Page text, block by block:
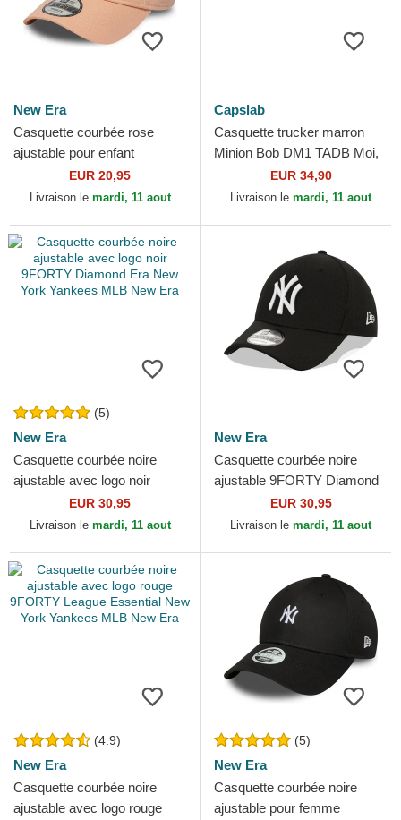
New Era
Casquette courbée rose
ajustable pour enfant
9FORTY Face Patrick Étoile
mer Bob l'éponge New Era
EUR 20,95
Livraison le mardi, 11 aout
Capslab
Casquette trucker marron
Minion Bob DM1 TADB Moi,
moche et méchant Capslab
EUR 34,90
Livraison le mardi, 11 aout
(5)
New Era
Casquette courbée noire
ajustable avec logo noir
9FORTY Diamond Era New
York Yankees MLB New Era
EUR 30,95
Livraison le mardi, 11 aout
New Era
Casquette courbée noire
ajustable 9FORTY Diamond
Era New York Yankees MLB
New Era
EUR 30,95
Livraison le mardi, 11 aout
(4.9)
New Era
Casquette courbée noire
ajustable avec logo rouge
(5)
New Era
Casquette courbée noire
ajustable pour femme